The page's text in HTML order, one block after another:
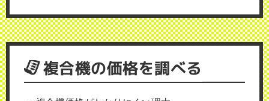
複合機の価格を調べる